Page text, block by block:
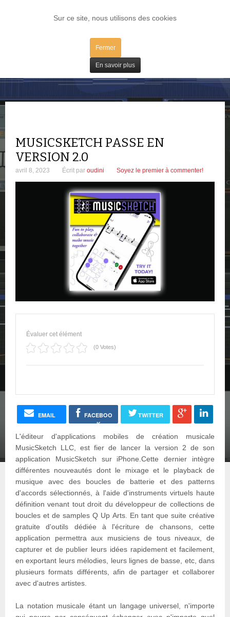
Sur ce site, nous utilisons des cookies
Fermer
En savoir plus
LOG IN
MUSICSKETCH PASSE EN
VERSION 2.0
avril 8, 2023 Écrit par oudini Soyez le premier à commenter!
Évaluer cet élément
(0 Votes)
EMAIL
FACEBOO
K
TWITTER
L'éditeur d'applications mobiles de création musicale
MusicSketch LLC, est fier de lancer la version 2 de son
application MusicSketch sur iPhone.Cette dernier intègre
différentes nouveautés dont le mixage et le playback de
musique avec des boucles de batterie et des patterns
d'accords sélectionnés, à l'aide d'instruments virtuels haute
définition venant tout droit du développeur de collections de
boucles et de samples Q Up Arts. En tant que suite créative
gratuite d'outils dédiée à l'écriture de chansons, cette
application permettra aux musiciens de tous niveaux, de
capturer et de publier leurs idées rapidement et facilement,
en exportant leurs mélodies, leurs lignes de basse, etc, dans
plusieurs formats différents, afin de partager et collaborer
avec d'autres artistes.
La notation musicale étant un langage universel, n'importe